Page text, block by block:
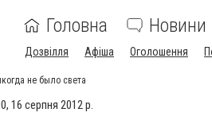
Головна Новини
Дозвілля Афіша Оголошення
не было света
16 серпня 2012 р.